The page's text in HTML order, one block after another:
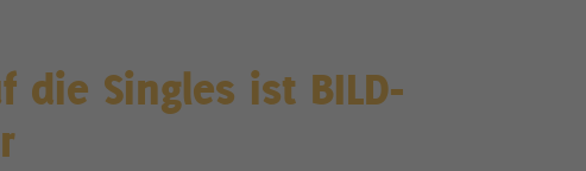
die Singles ist BILD-